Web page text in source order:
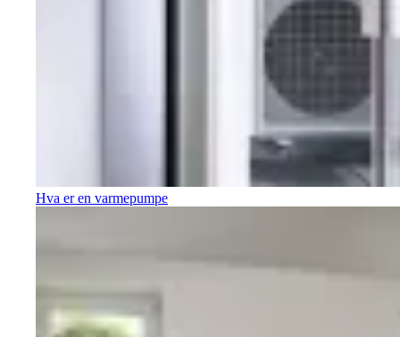
Hva er en varmepumpe